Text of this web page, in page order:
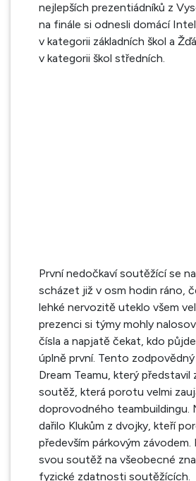
nejlepších prezentiádníků z
na finále si odnesli domácí
v kategorii základních škol a
v kategorii škol středních.
První nedočkaví soutěžící se
scházet již v osm hodin ráno,
lehké nervozitě uteklo všem
prezenci si týmy mohly
čísla a napjatě čekat, kdo
úplně první. Tento zodpovědný
Dream Teamu, který představil
soutěž, která porotu velmi
doprovodného teambuildingu.
dařilo Klukům z dvojky, kteří
především párkovým závodem.
svou soutěž na všeobecné
fyzické zdatnosti soutěžících.